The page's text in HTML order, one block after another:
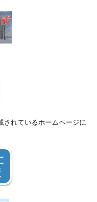
れているホームページに